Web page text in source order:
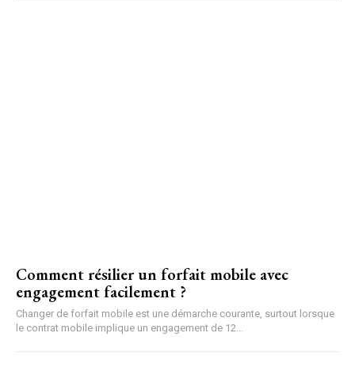
Comment résilier un forfait mobile avec
engagement facilement ?
Changer de forfait mobile est une démarche courante, surtout lorsque
le contrat mobile implique un engagement de 12...